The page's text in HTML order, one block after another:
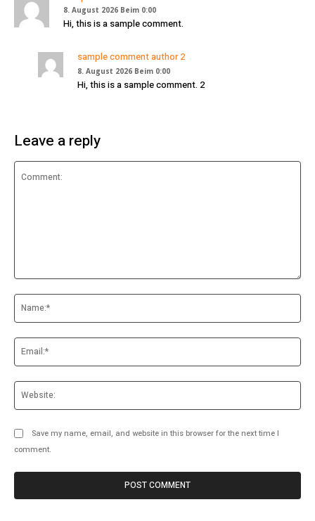
8. August 2026 Beim 0:00
Hi, this is a sample comment.
sample comment author 2
8. August 2026 Beim 0:00
Hi, this is a sample comment. 2
Leave a reply
Save my name, email, and website in this browser for the next time I
comment.